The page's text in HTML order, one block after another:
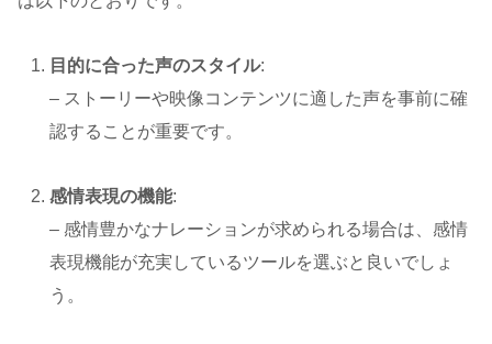
目的に合った声のスタイル:
– ストーリーや映像コンテンツに適した声を事前に確
認することが重要です。
感情表現の機能:
– 感情豊かなナレーションが求められる場合は、感情
表現機能が充実しているツールを選ぶと良いでしょ
う。